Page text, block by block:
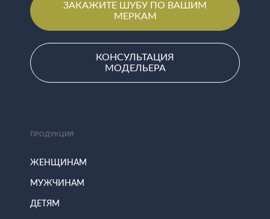
ЗАКАЖИТЕ ШУБУ ПО ВАШИМ
МЕРКАМ
КОНСУЛЬТАЦИЯ
МОДЕЛЬЕРА
ПРОДУКЦИЯ
ЖЕНЩИНАМ
МУЖЧИНАМ
ДЕТЯМ